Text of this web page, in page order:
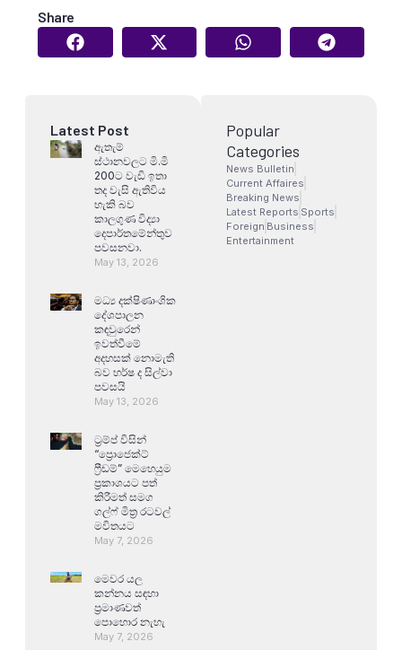
Share
Latest Post
ඇතැම්
ස්ථානවලට මි.මි
200ට වැඩි ඉතා
තද වැසි ඇතිවිය
හැකි බව
කාලගුණ විද්‍යා
දෙපාර්තමේන්තුව
පවසනවා.
May 13, 2026
මධ්‍ය දක්ෂිණාංශික
දේශපාලන
කඳවුරෙන්
ඉවත්වීමේ
අදහසක් නොමැති
බව හර්ෂ ද සිල්වා
පවසයි
May 13, 2026
ට්‍රම්ප් විසින්
“ප්‍රොජෙක්ට්
ෆ්‍රීඩම්” මෙහෙයුම
ප්‍රකාශයට පත්
කිරීමත් සමග
ගල්ෆ් මිත්‍ර රටවල්
මවිතයට
May 7, 2026
මෙවර යල
කන්නය සඳහා
ප්‍රමාණවත්
පොහොර නැහැ
May 7, 2026
Popular
Categories
News Bulletin
Current Affaires
Breaking News
Latest Reports Sports
Foreign Business
Entertainment